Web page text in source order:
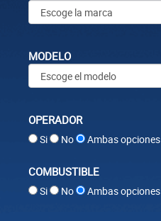
MODELO
OPERADOR
Si No Ambas opciones
COMBUSTIBLE
Si No Ambas opciones